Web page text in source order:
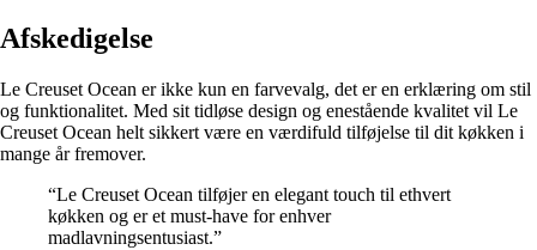
Afskedigelse
Le Creuset Ocean er ikke kun en farvevalg, det er en erklæring om stil
og funktionalitet. Med sit tidløse design og enestående kvalitet vil Le
Creuset Ocean helt sikkert være en værdifuld tilføjelse til dit køkken i
mange år fremover.
“Le Creuset Ocean tilføjer en elegant touch til ethvert
køkken og er et must-have for enhver
madlavningsentusiast.”